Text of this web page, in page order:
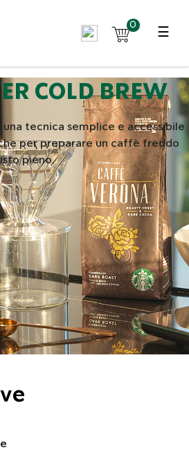
0
☰
COLD BREW
tecnica semplice e accessibile
per preparare un caffè freddo
pieno.